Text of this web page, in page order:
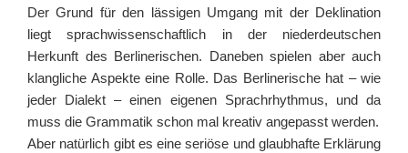
Der Grund für den lässigen Umgang mit der Deklination
liegt sprachwissenschaftlich in der niederdeutschen
Herkunft des Berlinerischen. Daneben spielen aber auch
klangliche Aspekte eine Rolle. Das Berlinerische hat – wie
jeder Dialekt – einen eigenen Sprachrhythmus, und da
muss die Grammatik schon mal kreativ angepasst werden.
Aber natürlich gibt es eine seriöse und glaubhafte Erklärung